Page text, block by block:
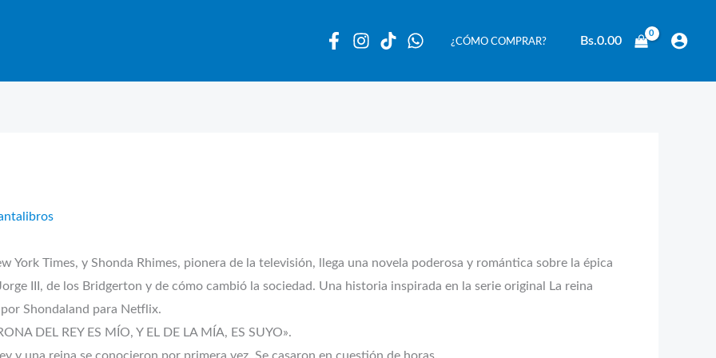
¿CÓMO COMPRAR? Bs.0.00
York Times, y Shonda Rhimes, pionera de la televisión, llega una novela poderosa y romántica sobre la épica
III, de los Bridgerton y de cómo cambió la sociedad. Una historia inspirada en la serie original La reina
Shondaland para Netflix.
DEL REY ES MÍO, Y EL DE LA MÍA, ES SUYO».